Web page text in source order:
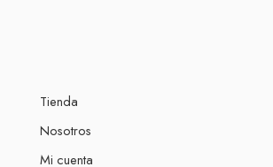
Tienda
Nosotros
Mi cuenta